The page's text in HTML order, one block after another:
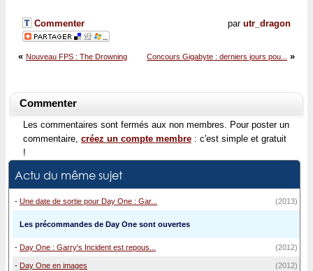
par utr_dragon
Commenter
Concours Gigabyte : derniers jours pou... »
« Nouveau FPS : The Drowning
Commenter
Les commentaires sont fermés aux non membres. Pour poster un
commentaire, créez un compte membre : c'est simple et gratuit
!
Actu du même sujet
- Une date de sortie pour Day One : Gar... (2013)
Les précommandes de Day One sont ouvertes
- Day One : Garry's Incident est repous... (2012)
- Day One en images (2012)